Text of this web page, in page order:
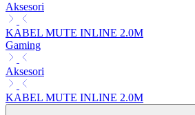
Aksesori
KABEL MUTE INLINE 2.0M
Gaming
Aksesori
KABEL MUTE INLINE 2.0M